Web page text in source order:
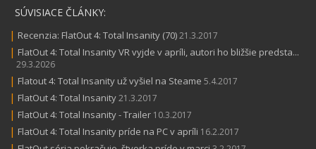
SÚVISIACE ČLÁNKY:
| Recenzia: FlatOut 4: Total Insanity (70)21.3.2017
| FlatOut 4: Total Insanity VR vyjde v apríli, autori ho bližšie predsta...
29.3.2026
| Flatout 4: Total Insanity už vyšiel na Steame 5.4.2017
| FlatOut 4: Total Insanity21.3.2017
| FlatOut 4: Total Insanity - Trailer 10.3.2017
| FlatOut 4: Total Insanity príde na PC v apríli 16.2.2017